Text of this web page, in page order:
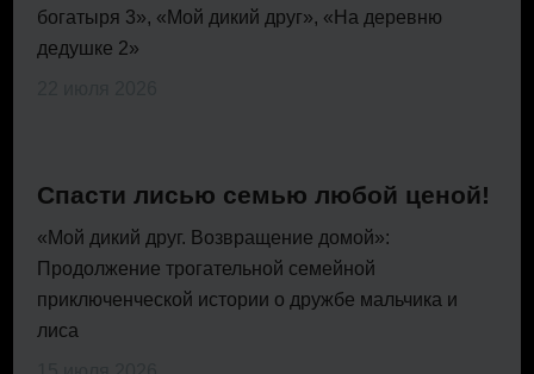
богатыря 3», «Мой дикий друг», «На деревню
дедушке 2»
Спасти лисью семью любой ценой!
«Мой дикий друг. Возвращение домой»:
Продолжение трогательной семейной
приключенческой истории о дружбе мальчика и
лиса